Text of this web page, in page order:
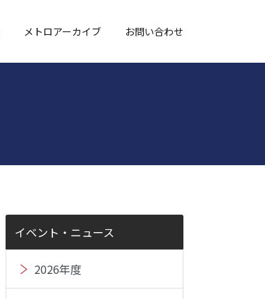
メトロアーカイブ お問い合わせ
イベント・ニュース
2026年度